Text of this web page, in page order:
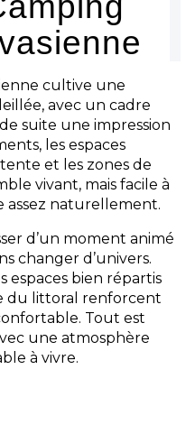
cultive une
avec un cadre
suite une impression
les espaces
et les zones de
vivant, mais facile à
assez naturellement.
d’un moment animé
changer d’univers.
espaces bien répartis
du littoral renforcent
Tout est
une atmosphère
à vivre.